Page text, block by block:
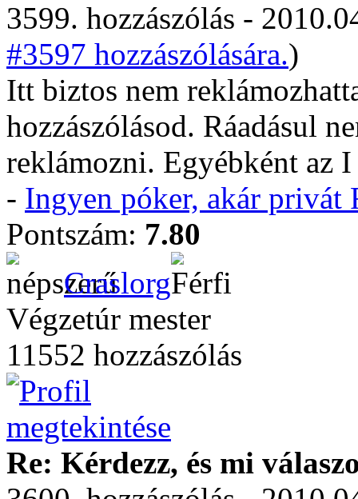
3599. hozzászólás -
#3597 hozzászólására.)
Itt biztos nem
hozzászólásod. Ráadásul
reklámozni. Egyébként az
- Ingyen póker, akár privát
Pontszám: 7.80
Craslorg
Végzetúr mester
11552 hozzászólás
Re: Kérdezz, és mi